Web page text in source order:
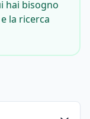
hai bisogno
la ricerca